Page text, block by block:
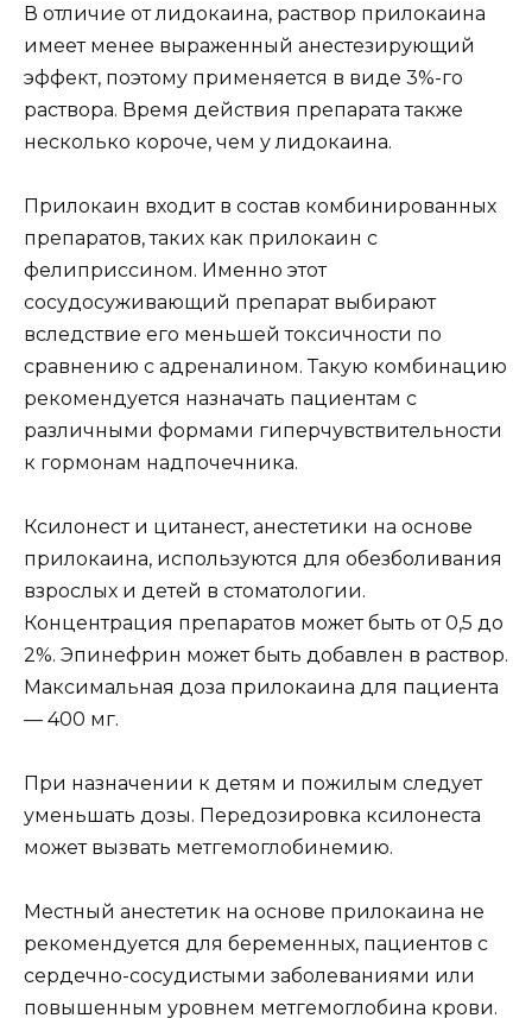
В отличие от лидокаина, раствор прилокаина
имеет менее выраженный анестезирующий
эффект, поэтому применяется в виде 3%-го
раствора. Время действия препарата также
несколько короче, чем у лидокаина.
Прилокаин входит в состав комбинированных
препаратов, таких как прилокаин с
фелиприссином. Именно этот
сосудосуживающий препарат выбирают
вследствие его меньшей токсичности по
сравнению с адреналином. Такую комбинацию
рекомендуется назначать пациентам с
различными формами гиперчувствительности
к гормонам надпочечника.
Ксилонест и цитанест, анестетики на основе
прилокаина, используются для обезболивания
взрослых и детей в стоматологии.
Концентрация препаратов может быть от 0,5 до
2%. Эпинефрин может быть добавлен в раствор.
Максимальная доза прилокаина для пациента
— 400 мг.
При назначении к детям и пожилым следует
уменьшать дозы. Передозировка ксилонеста
может вызвать метгемоглобинемию.
Местный анестетик на основе прилокаина не
рекомендуется для беременных, пациентов с
сердечно-сосудистыми заболеваниями или
повышенным уровнем метгемоглобина крови.